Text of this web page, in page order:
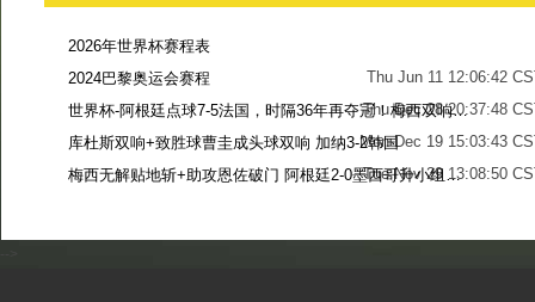
2026年世界杯赛程表
Thu Jun 11 12:06:42
2024巴黎奥运会赛程
Thu Dec 28 20:37:48
世界杯-阿根廷点球7-5法国，时隔36年再夺冠！梅西双响姆巴佩戴帽
Mon Dec 19 15:03:43
库杜斯双响+致胜球曹圭成头球双响 加纳3-2韩国
Tue Nov 29 13:08:50
梅西无解贴地斩+助攻恩佐破门 阿根廷2-0墨西哥升小组第二